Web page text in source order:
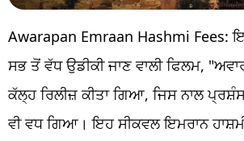
Awarapan Emraan Hashmi Fees:
ਸਭ ਤੋਂ ਵੱਧ ਉਡੀਕੀ ਜਾਣ ਵਾਲੀ ਫਿਲਮ,
ਕੱਲ੍ਹ ਰਿਲੀਜ਼ ਕੀਤਾ ਗਿਆ, ਜਿਸ ਨਾਲ
ਵੀ ਵਧ ਗਿਆ। ਇਹ ਸੀਕਵਲ ਇਮਰਾਨ